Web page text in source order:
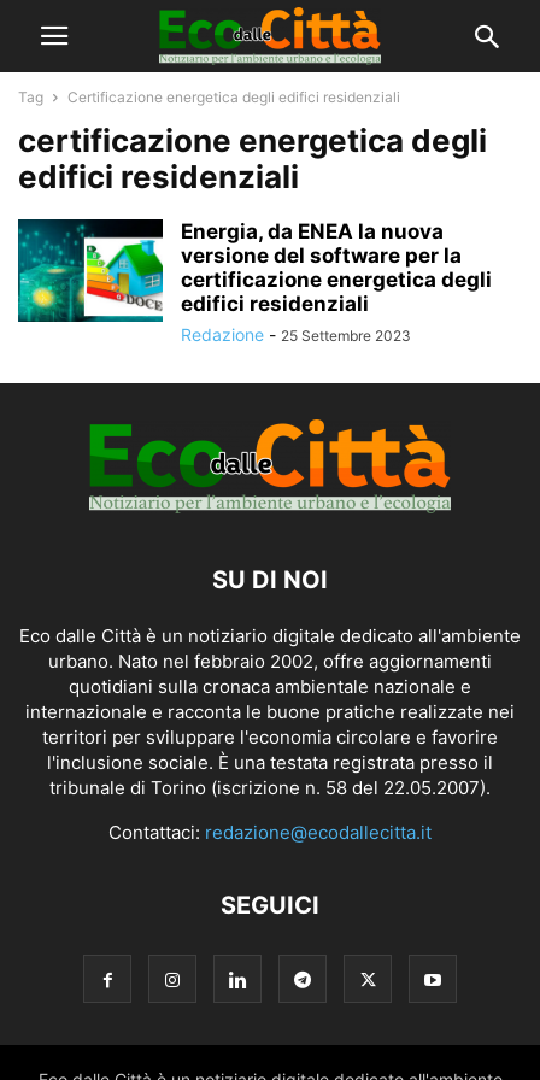
Tag Certificazione energetica degli edifici residenziali
certificazione energetica degli
edifici residenziali
Energia, da ENEA la nuova
versione del software per la
certificazione energetica degli
edifici residenziali
Redazione - 25 Settembre 2023
SU DI NOI
Eco dalle Città è un notiziario digitale dedicato all'ambiente
urbano. Nato nel febbraio 2002, offre aggiornamenti
quotidiani sulla cronaca ambientale nazionale e
internazionale e racconta le buone pratiche realizzate nei
territori per sviluppare l'economia circolare e favorire
l'inclusione sociale. È una testata registrata presso il
tribunale di Torino (iscrizione n. 58 del 22.05.2007).
Contattaci: redazione@ecodallecitta.it
SEGUICI